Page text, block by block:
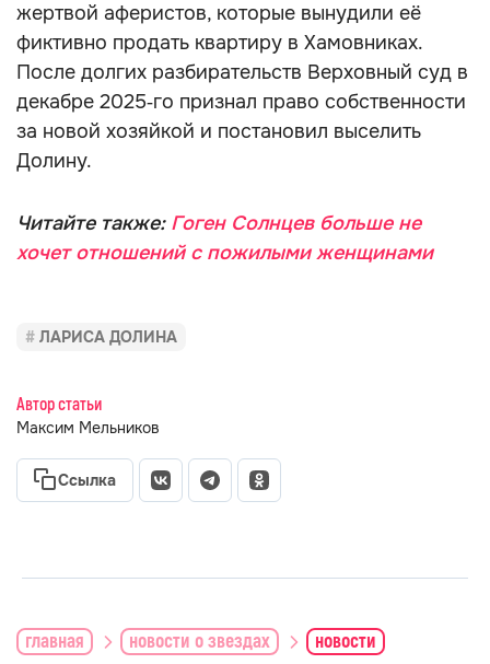
жертвой аферистов, которые вынудили её
фиктивно продать квартиру в Хамовниках.
После долгих разбирательств Верховный суд в
декабре 2025‑го признал право собственности
за новой хозяйкой и постановил выселить
Долину.
Читайте также: Гоген Солнцев больше не
хочет отношений с пожилыми женщинами
ЛАРИСА ДОЛИНА
Автор статьи
Максим Мельников
Ссылка
главная новости о звездах новости